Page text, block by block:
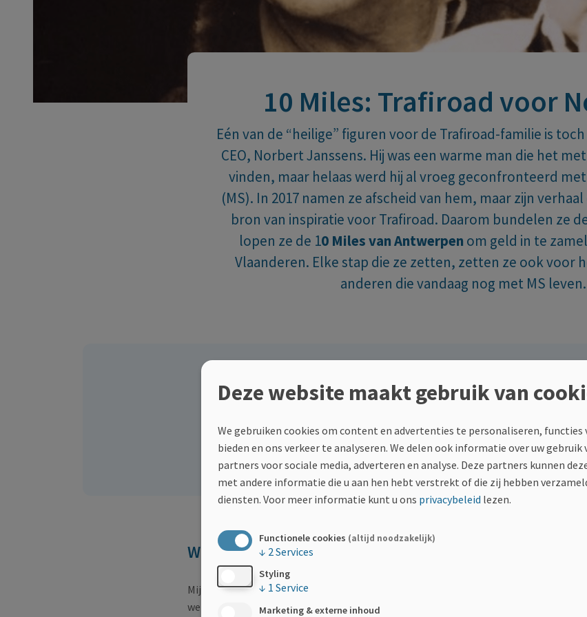
10 Miles: Trafiroad voor
Eén van de “heilige” figuren voor de Trafiroad-familie is
CEO, Norbert Janssens. Hij was een warme man die het
vinden, maar helaas werd hij al vroeg geconfronteerd met
(MS). In 2017 namen ze afscheid van hem, maar zijn
bron van inspiratie voor Trafiroad. Daarom bundelen ze
lopen ze de 10 Miles van Antwerpen om geld in te
Vlaanderen. Elke stap die ze zetten, zetten ze ook voor
anderen die vandaag nog met MS leven.
Waarom deze actie?
Mijn naam is Conrad Janssens, kleinzoon van Norbert Janssens, één van de
we afscheid moeten nemen van mijn opa Norbert. Dat verlies heeft een diepe indruk
Deze website maakt gebruik van
We gebruiken cookies om content en advertenties te personaliseren, functies
bieden en ons verkeer te analyseren. We delen ook informatie over uw
partners voor sociale media, adverteren en analyse. Deze partners kunnen
met andere informatie die u aan hen hebt verstrekt of die zij hebben
diensten. Voor meer informatie kunt u ons privacybeleid lezen.
Functionele cookies (altijd noodzakelijk)
↓ 2Services
Styling
↓ 1 Service
Marketing & externe inhoud